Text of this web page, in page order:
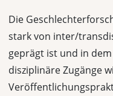
Die
stark von inter/
geprägt ist und in
disziplinäre Zugänge